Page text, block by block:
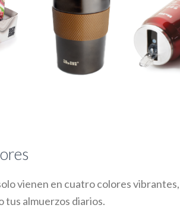
vienen en cuatro colores
tus almuerzos diarios.